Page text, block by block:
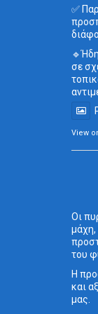
✅
σε
View
Οι
μάχη,
του
Η
και
μας.